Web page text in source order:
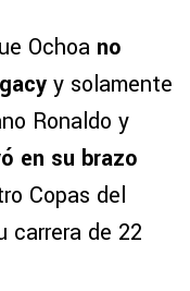
Ochoa no
y solamente
Ronaldo y
en su brazo
Copas del
carrera de 22